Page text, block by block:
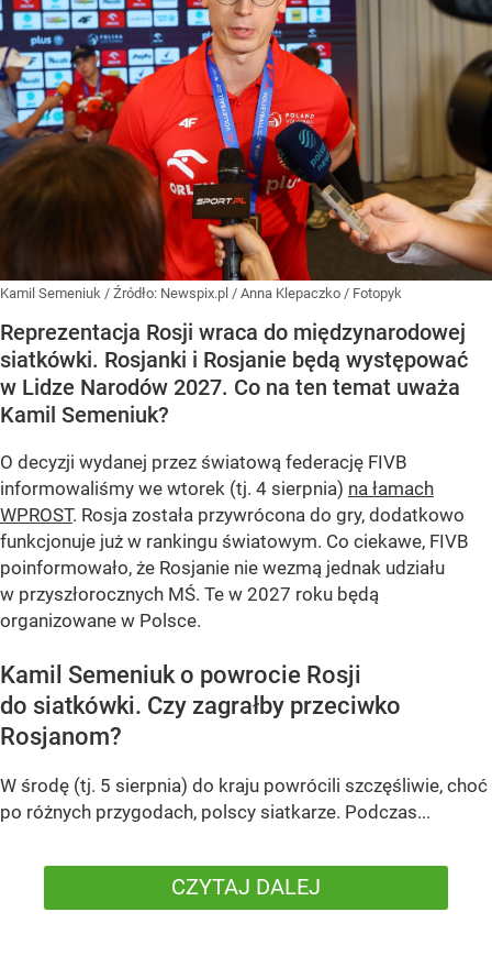
Kamil Semeniuk / Źródło: Newspix.pl / Anna Klepaczko / Fotopyk
Reprezentacja Rosji wraca do międzynarodowej
siatkówki. Rosjanki i Rosjanie będą występować
w Lidze Narodów 2027. Co na ten temat uważa
Kamil Semeniuk?
O decyzji wydanej przez światową federację FIVB
informowaliśmy we wtorek (tj. 4 sierpnia) na łamach
WPROST. Rosja została przywrócona do gry, dodatkowo
funkcjonuje już w rankingu światowym. Co ciekawe, FIVB
poinformowało, że Rosjanie nie wezmą jednak udziału
w przyszłorocznych MŚ. Te w 2027 roku będą
organizowane w Polsce.
Kamil Semeniuk o powrocie Rosji
do siatkówki. Czy zagrałby przeciwko
Rosjanom?
W środę (tj. 5 sierpnia) do kraju powrócili szczęśliwie, choć
po różnych przygodach, polscy siatkarze. Podczas...
CZYTAJ DALEJ